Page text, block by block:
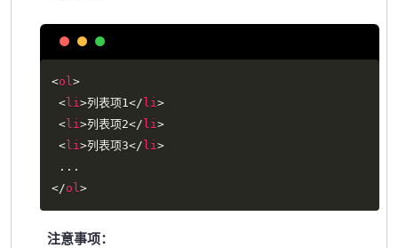
<ol>
< li>列表项1</ li>
< li>列表项2</ li>
< li>列表项3</ li>
</ol>
注意事项：